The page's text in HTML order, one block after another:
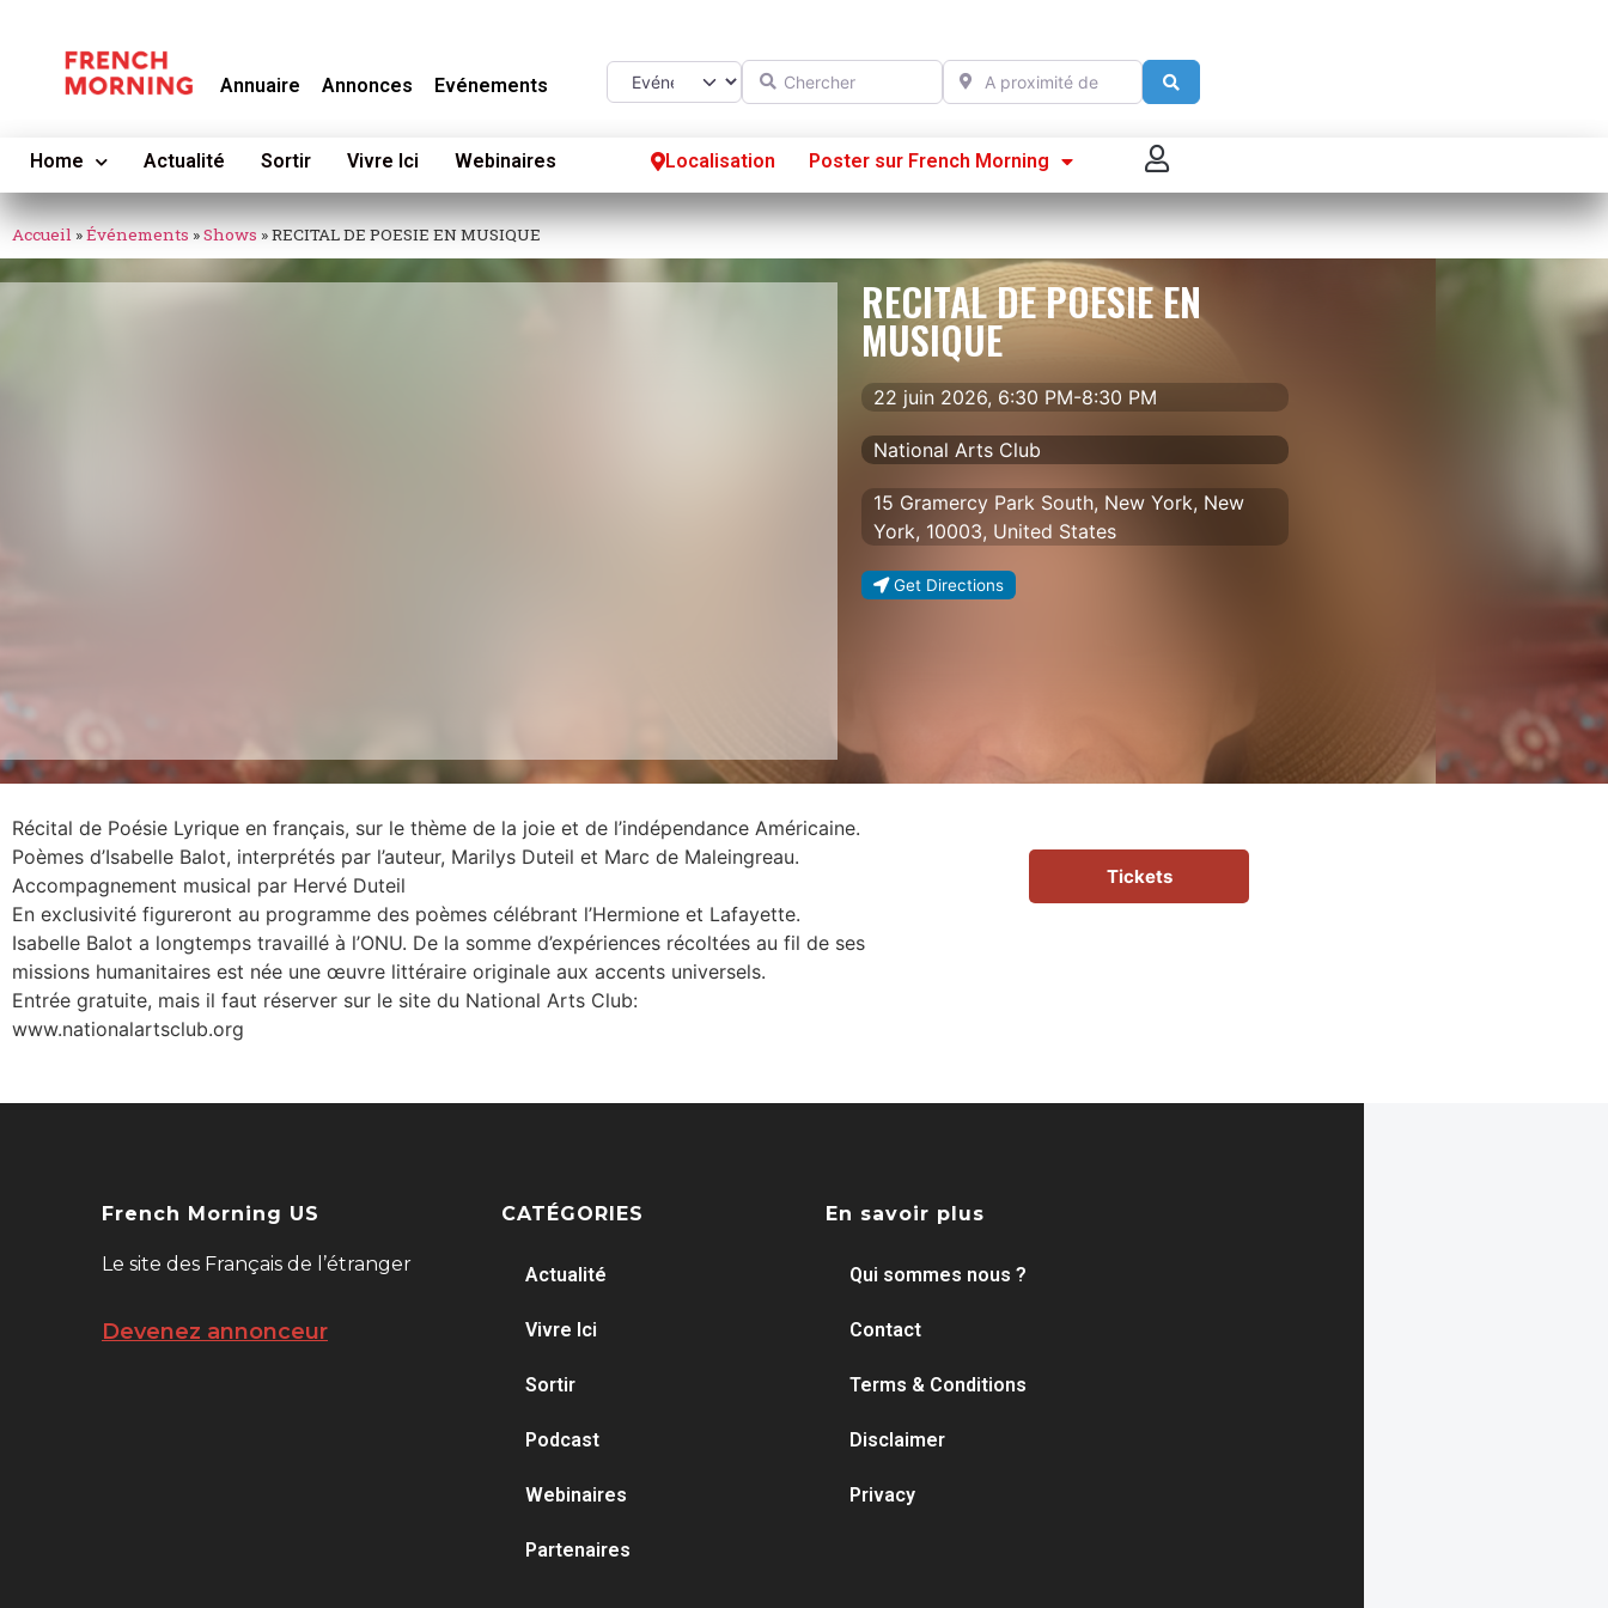
Annuaire Annonces Evénements
Select search typeChercher A proximité de
Home Actualité Sortir Vivre Ici Webinaires Localisation Poster sur French Morning
Se connecter
S’enregistrer
Poster sur French Morning
Accueil »Événements »Shows »RECITAL DE POESIE EN MUSIQUE
RECITAL DE POESIE EN
MUSIQUE
22 juin 2026, 6:30 PM-8:30 PM
National Arts Club
15 Gramercy Park South, New York, New
York, 10003, United States
Get Directions
Récital de Poésie Lyrique en français, sur le thème de la joie et de l’indépendance Américaine.
Poèmes d’Isabelle Balot, interprétés par l’auteur, Marilys Duteil et Marc de Maleingreau.
Accompagnement musical par Hervé Duteil
En exclusivité figureront au programme des poèmes célébrant l’Hermione et Lafayette.
Isabelle Balot a longtemps travaillé à l’ONU. De la somme d’expériences récoltées au fil de ses
missions humanitaires est née une œuvre littéraire originale aux accents universels.
Entrée gratuite, mais il faut réserver sur le site du National Arts Club:
www.nationalartsclub.org
Tickets
French Morning US
Le site des Français de l’étranger
Devenez annonceur
CATÉGORIES
Actualité
Vivre Ici
Sortir
Podcast
Webinaires
Partenaires
En savoir plus
Qui sommes nous ?
Contact
Terms & Conditions
Disclaimer
Privacy